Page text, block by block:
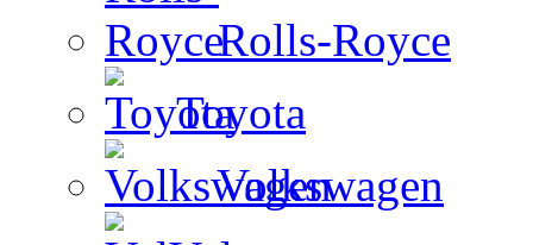
Rolls-Royce
Toyota
Volkswagen